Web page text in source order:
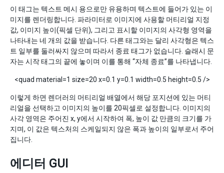
이 태그는 텍스트 메시 용으로만 유용하며 텍스트에 들어가 있는 이
미지를 렌더링합니다. 파라미터로 이미지에 사용할 머티리얼 지정
값, 이미지 높이(픽셀 단위), 그리고 표시할 이미지의 사각형 영역을
나타내는 네 개의 값을 받습니다. 다른 태그와는 달리 사각형은 텍스
트 일부를 둘러싸지 않으며 따라서 종료 태그가 없습니다. 슬래시 문
자는 시작 태그의 끝에 놓이며 이를 통해 “자체 종료”를 나타냅니다.
<quad material=1 size=20 x=0.1 y=0.1 width=0.5 height=0.5 />
이렇게 하면 렌더러의 머티리얼 배열에서 해당 포지션에 있는 머티
리얼을 선택하고 이미지의 높이를 20픽셀로 설정합니다. 이미지의
사각 영역은 주어진 x, y에서 시작하여 폭, 높이 값 만큼의 크기를 가
지며, 이 값은 텍스처의 스케일되지 않은 폭과 높이의 일부로서 주어
집니다.
에디터 GUI